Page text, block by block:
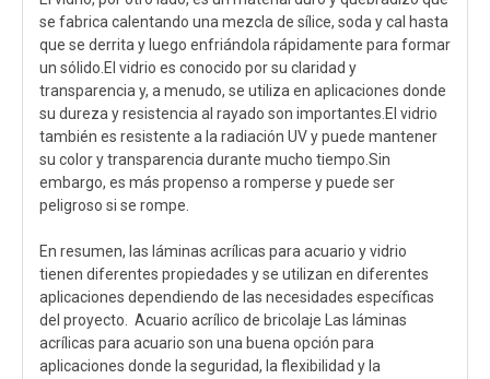
se fabrica calentando una mezcla de sílice, soda y cal hasta
que se derrita y luego enfriándola rápidamente para formar
un sólido.El vidrio es conocido por su claridad y
transparencia y, a menudo, se utiliza en aplicaciones donde
su dureza y resistencia al rayado son importantes.El vidrio
también es resistente a la radiación UV y puede mantener
su color y transparencia durante mucho tiempo.Sin
embargo, es más propenso a romperse y puede ser
peligroso si se rompe.
En resumen, las láminas acrílicas para acuario y vidrio
tienen diferentes propiedades y se utilizan en diferentes
aplicaciones dependiendo de las necesidades específicas
del proyecto. Acuario acrílico de bricolaje Las láminas
acrílicas para acuario son una buena opción para
aplicaciones donde la seguridad, la flexibilidad y la